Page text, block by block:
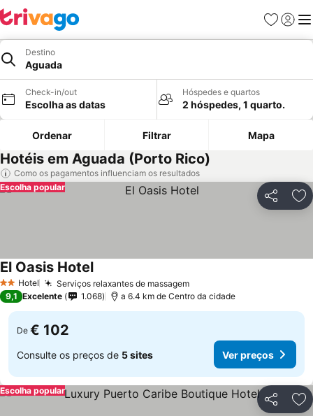
Favoritos
Iniciar
Destino
Aguada
Check-in/out
Escolha as datas
Hóspedes e quartos
2 hóspedes, 1 quarto.
Ordenar Filtrar Mapa
Hotéis em Aguada (Porto Rico)
Como os pagamentos influenciam os resultados
Partilhar
Escolha popular
2 Estrelas
Hotel Serviços relaxantes de massagemVer preços
El Oasis HotelVer preços
9,1 Excelente 1.068 a 6.4 km de Centro da cidade
De € 102
Consulte os preços de 5 sites Ver preços
Partilhar
Escolha popular